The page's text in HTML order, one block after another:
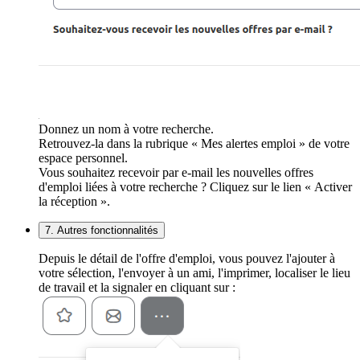
Donnez un nom à votre recherche.
Retrouvez-la dans la rubrique « Mes alertes emploi » de votre
espace personnel.
Vous souhaitez recevoir par e-mail les nouvelles offres
d'emploi liées à votre recherche ? Cliquez sur le lien « Activer
la réception ».
7. Autres fonctionnalités
Depuis le détail de l'offre d'emploi, vous pouvez l'ajouter à
votre sélection, l'envoyer à un ami, l'imprimer, localiser le lieu
de travail et la signaler en cliquant sur :